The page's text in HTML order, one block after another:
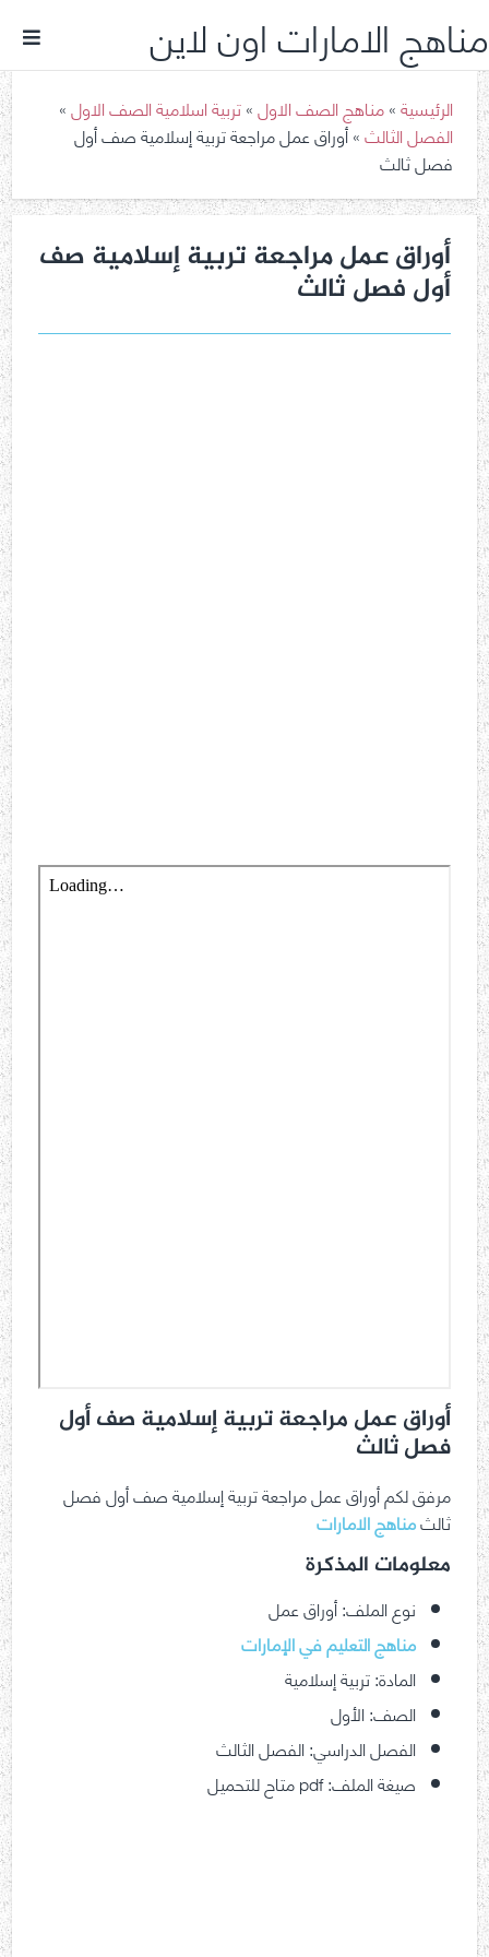
مناهج الامارات اون لاين
الرئيسية»مناهج الصف الاول»تربية اسلامية الصف الاول»
الفصل الثالث»أوراق عمل مراجعة تربية إسلامية صف أول
فصل ثالث
أوراق عمل مراجعة تربية إسلامية صف
أول فصل ثالث
أوراق عمل مراجعة تربية إسلامية صف أول
فصل ثالث
مرفق لكم أوراق عمل مراجعة تربية إسلامية صف أول فصل
ثالثمناهج الامارات
معلومات المذكرة
نوع الملف: أوراق عمل
مناهج التعليم في الإمارات
المادة: تربية إسلامية
الصف: الأول
الفصل الدراسي: الفصل الثالث
صيغة الملف: pdf متاح للتحميل